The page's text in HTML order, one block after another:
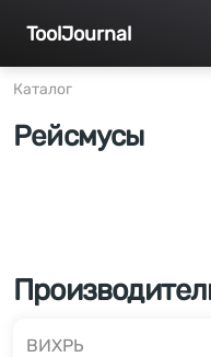
ToolJournal
Каталог
Рейсмусы
ВИХРЬ